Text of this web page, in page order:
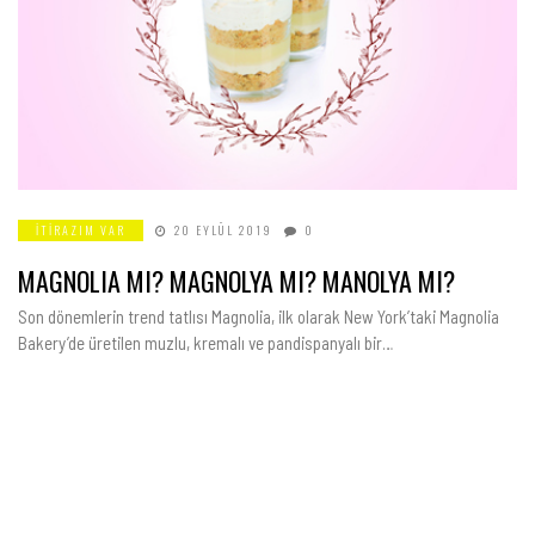
ITIRAZIM VAR 20 EYLÜL 2019 0
MAGNOLIA MI? MAGNOLYA MI? MANOLYA MI?
Son dönemlerin trend tatlısı Magnolia, ilk olarak New York’taki Magnolia
Bakery’de üretilen muzlu, kremalı ve pandispanyalı bir…